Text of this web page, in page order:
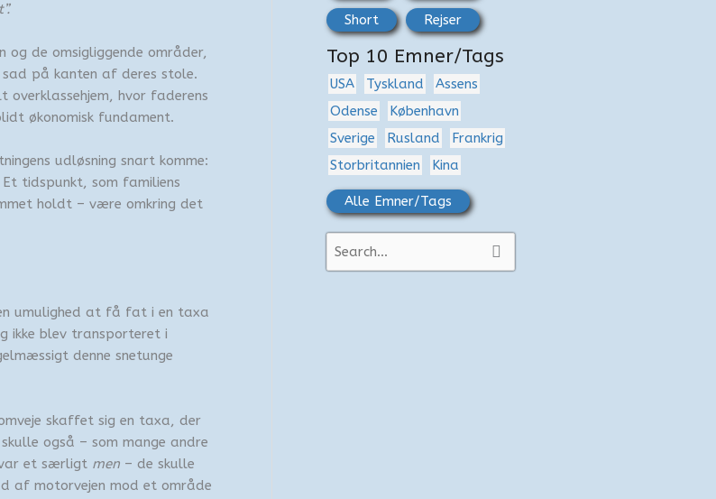
og de omsigliggende områder,
på kanten af deres stole.
hvor faderens
økonomisk fundament.
udløsning snart komme:
tidspunkt, som familiens
holdt – være omkring det
umulighed at få fat i en taxa
ikke blev transporteret i
denne snetunge
skaffet sig en taxa, der
også – som mange andre
et særligt men – de skulle
af motorvejen mod et område
Short Rejser
Top 10 Emner/Tags
USA Tyskland
Assens
Odense
København
Sverige
Rusland
Frankrig
Storbritannien
Kina
Alle Emner/Tags
ø